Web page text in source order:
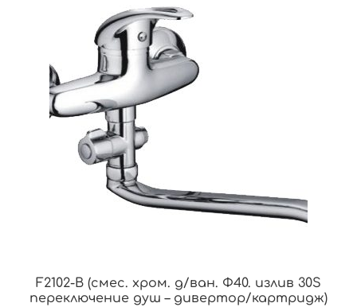
F2102-B (смес. хром. д/ван. Ф40. излив 30S
переключение душ – дивертор/картридж)